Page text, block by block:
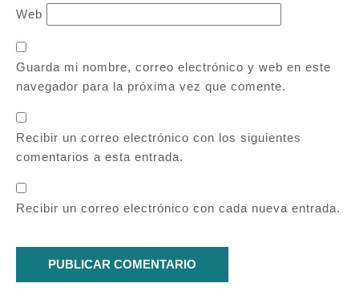
Web
Guarda mi nombre, correo electrónico y web en este
navegador para la próxima vez que comente.
Recibir un correo electrónico con los siguientes
comentarios a esta entrada.
Recibir un correo electrónico con cada nueva entrada.